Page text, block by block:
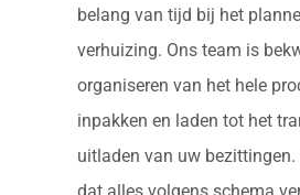
belang van tijd bij het
verhuizing. Ons team is
organiseren van het hele
inpakken en laden tot het
uitladen van uw bezittingen.